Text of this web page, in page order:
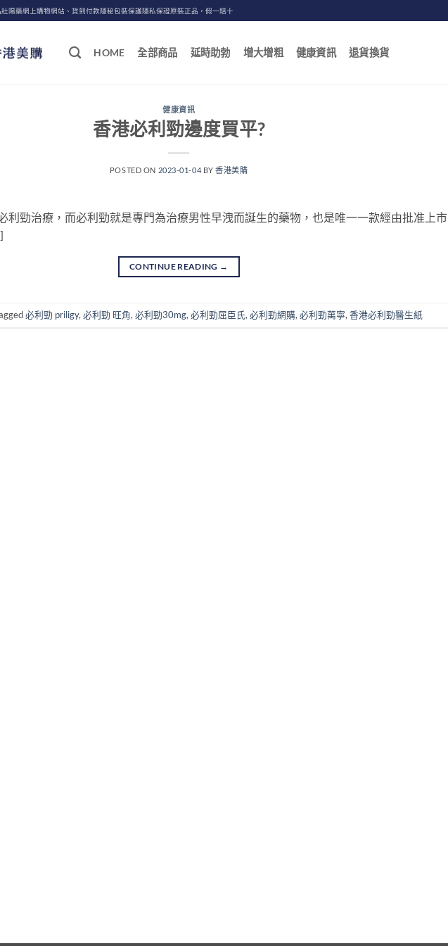
陽藥網上購物網站、貨到付款隱秘包裝保護隱私保證原裝正品，假一賠十
HOME 全部商品 延時助勃 增大增粗 健康資訊 退貨換貨
健康資訊
香港必利勁邊度買平?
POSTED ON 2023-01-04 BY香港美購
利勁治療，而必利勁就是專門為治療男性早洩而誕生的藥物，也是唯一一款經由批准上市
CONTINUE READING →
必利勁 priligy, 必利勁 旺角, 必利勁30mg, 必利勁屈臣氏, 必利勁網購, 必利勁萬寧, 香港必利勁醫生紙